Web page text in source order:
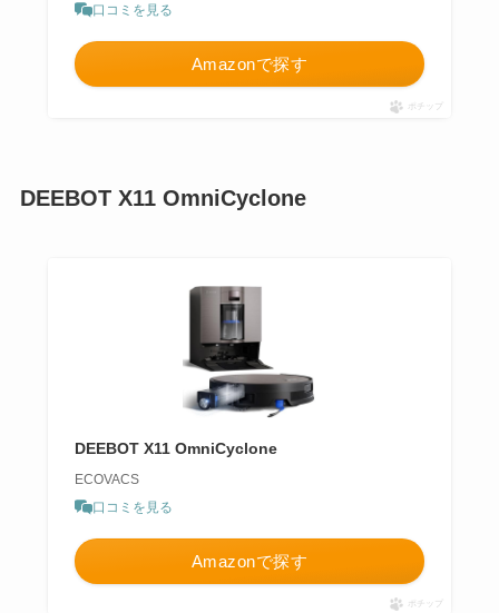
口コミを見る
Amazonで探す
ポチップ
DEEBOT X11 OmniCyclone
DEEBOT X11 OmniCyclone
ECOVACS
口コミを見る
Amazonで探す
ポチップ